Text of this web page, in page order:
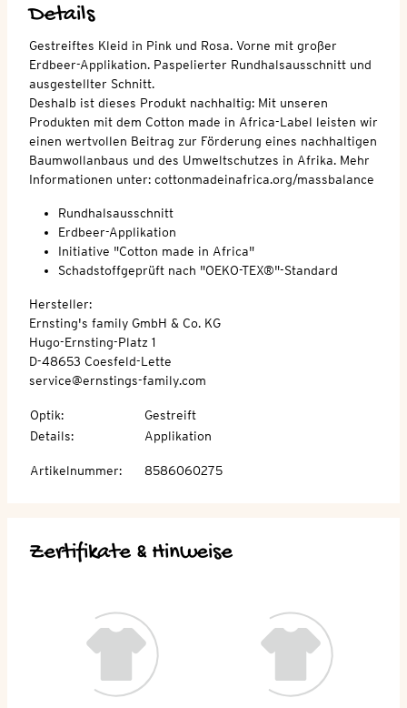
Details
Gestreiftes Kleid in Pink und Rosa. Vorne mit großer
Erdbeer-Applikation. Paspelierter Rundhalsausschnitt und
ausgestellter Schnitt.
Deshalb ist dieses Produkt nachhaltig: Mit unseren
Produkten mit dem Cotton made in Africa-Label leisten wir
einen wertvollen Beitrag zur Förderung eines nachhaltigen
Baumwollanbaus und des Umweltschutzes in Afrika. Mehr
Informationen unter: cottonmadeinafrica.org/massbalance
Rundhalsausschnitt
Erdbeer-Applikation
Initiative "Cotton made in Africa"
Schadstoffgeprüft nach "OEKO-TEX®"-Standard
Hersteller:
Ernsting's family GmbH & Co. KG
Hugo-Ernsting-Platz 1
D-48653 Coesfeld-Lette
service@ernstings-family.com
Optik:
Gestreift
Details: Applikation
Artikelnummer: 8586060275
Zertifikate & Hinweise